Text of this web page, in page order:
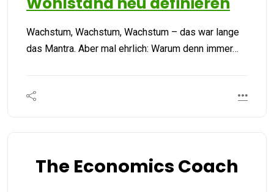
Wachstum, Wachstum, Wachstum – das war lange
das Mantra. Aber mal ehrlich: Warum denn immer…
The Economics Coach